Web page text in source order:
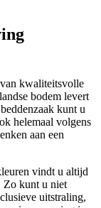
kwaliteitsvolle
bodem levert
kunt u
helemaal volgens
aan een
vindt u altijd
Zo kunt u niet
uitstraling,